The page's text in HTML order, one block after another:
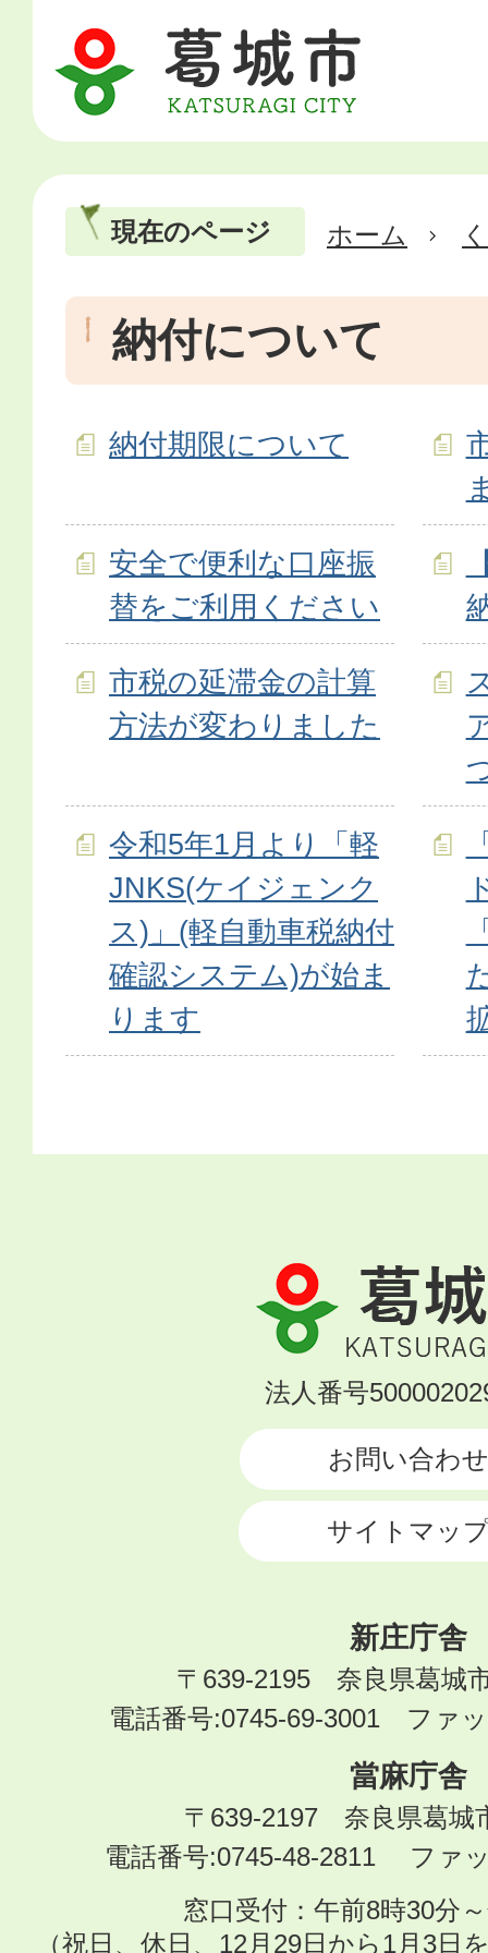
現在のページ ホーム
納付について
納付期限について
安全で便利な口座振
替をご利用ください
市税の延滞金の計算
方法が変わりました
令和5年1月より「軽
JNKS(ケイジェンク
ス)」(軽自動車税納付
確認システム)が始ま
ります
葛
城
市
KATSURAGI
法人番号
お問い合わせ
サイトマッ
新庄庁舎
〒639-2195 奈良県葛城
電話番号:0745-69-3001 ファ
當麻庁舎
〒639-2197 奈良県葛城
電話番号:0745-48-2811 ファ
窓口受付：午前8時30分
（祝日、休日、12月29日から1月3日